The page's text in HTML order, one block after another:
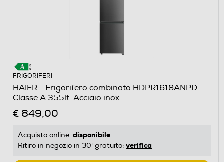
FRIGORIFERI
HAIER - Frigorifero combinato HDPR1618ANPD
Classe A 355lt-Acciaio inox
€ 849,00
Acquisto online: disponibile
Ritiro in negozio in 30' gratuito: verifica